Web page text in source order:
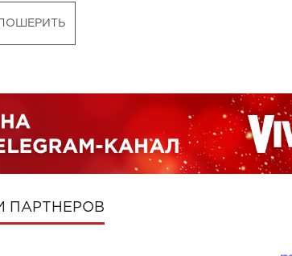
ПОШЕРИТЬ
ПАРТНЕРОВ